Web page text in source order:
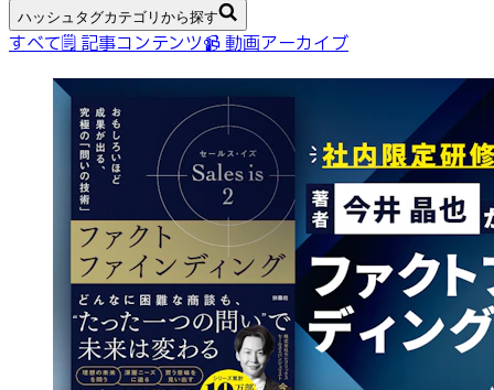
ハッシュタグカテゴリから探す
すべて🗒 記事コンテンツ📹 動画アーカイブ